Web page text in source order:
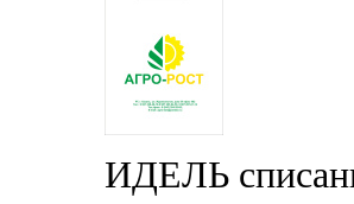
ИДЕЛЬ